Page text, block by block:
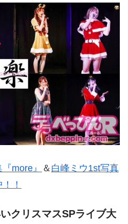
more』 ＆ 白峰ミウ1st写真
！
クリスマスSPライブ大